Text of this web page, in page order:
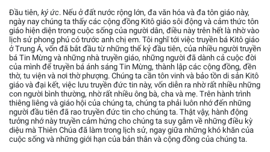
Đầu tiên, ký ức. Nếu ở đất nước rộng lớn, đa văn hóa và đa tôn giáo này,
ngày nay chúng ta thấy các cộng đồng Kitô giáo sôi động và cảm thức tôn
giáo hiện diện trong cuộc sống của người dân, điều này trên hết là nhờ vào
lịch sử phong phú có trước anh chị em. Tôi nghĩ tới việc truyền bá Kitô giáo
ở Trung Á, vốn đã bắt đầu từ những thế kỷ đầu tiên, của nhiều người truyền
bá Tin Mừng và những nhà truyền giáo, những người đã dành cả cuộc đời
của mình để truyền bá ánh sáng Tin Mừng, thành lập các cộng đồng, đền
thờ, tu viện và nơi thờ phượng. Chúng ta cần tôn vinh và bảo tồn di sản Kitô
giáo và đại kết, việc lưu truyền đức tin này, vốn diễn ra nhờ rất nhiều những
con người bình thường, nhờ rất nhiều ông bà, cha và mẹ. Trên hành trình
thiêng liêng và giáo hội của chúng ta, chúng ta phải luôn nhớ đến những
người đầu tiên đã rao truyền đức tin cho chúng ta. Thật vậy, hành động
tưởng nhớ này truyền cảm hứng cho chúng ta suy gẫm về những điều kỳ
diệu mà Thiên Chúa đã làm trong lịch sử, ngay giữa những khó khăn của
cuộc sống và những giới hạn của bản thân và cộng đồng của chúng ta.